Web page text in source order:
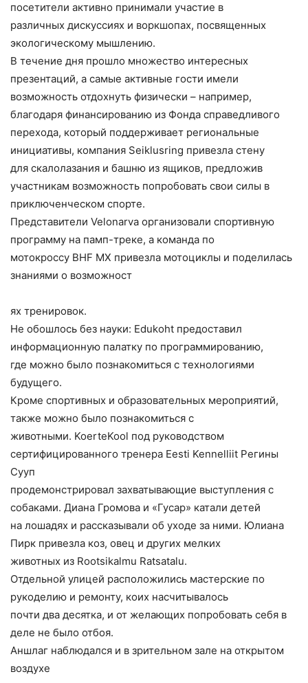
посетители активно принимали участие в
различных дискуссиях и воркшопах, посвященных
экологическому мышлению.
В течение дня прошло множество интересных
презентаций, а самые активные гости имели
возможность отдохнуть физически – например,
благодаря финансированию из Фонда справедливого
перехода, который поддерживает региональные
инициативы, компания Seiklusring привезла стену
для скалолазания и башню из ящиков, предложив
участникам возможность попробовать свои силы в
приключенческом спорте.
Представители Velonarva организовали спортивную
программу на памп-треке, а команда по
мотокроссу BHF MX привезла мотоциклы и поделилась
знаниями о возможност
ях тренировок.
Не обошлось без науки: Edukoht предоставил
информационную палатку по программированию,
где можно было познакомиться с технологиями
будущего.
Кроме спортивных и образовательных мероприятий,
также можно было познакомиться с
животными. KoerteKool под руководством
сертифицированного тренера Eesti Kennelliit Регины
Сууп
продемонстрировал захватывающие выступления с
собаками. Диана Громова и «Гусар» катали детей
на лошадях и рассказывали об уходе за ними. Юлиана
Пирк привезла коз, овец и других мелких
животных из Rootsikalmu Ratsatalu.
Отдельной улицей расположились мастерские по
рукоделию и ремонту, коих насчитывалось
почти два десятка, и от желающих попробовать себя в
деле не было отбоя.
Аншлаг наблюдался и в зрительном зале на открытом
воздухе